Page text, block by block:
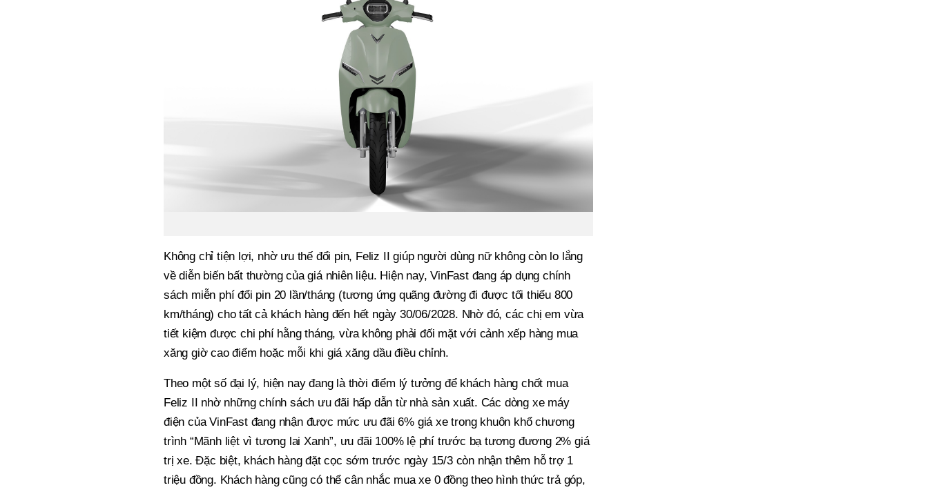
Không chỉ tiện lợi, nhờ ưu thế đổi pin, Feliz II giúp người dùng nữ không còn lo lắng
về diễn biến bất thường của giá nhiên liệu. Hiện nay, VinFast đang áp dụng chính
sách miễn phí đổi pin 20 lần/tháng (tương ứng quãng đường đi được tối thiểu 800
km/tháng) cho tất cả khách hàng đến hết ngày 30/06/2028. Nhờ đó, các chị em vừa
tiết kiệm được chi phí hằng tháng, vừa không phải đối mặt với cảnh xếp hàng mua
xăng giờ cao điểm hoặc mỗi khi giá xăng dầu điều chỉnh.
Theo một số đại lý, hiện nay đang là thời điểm lý tưởng để khách hàng chốt mua
Feliz II nhờ những chính sách ưu đãi hấp dẫn từ nhà sản xuất. Các dòng xe máy
điện của VinFast đang nhận được mức ưu đãi 6% giá xe trong khuôn khổ chương
trình “Mãnh liệt vì tương lai Xanh”, ưu đãi 100% lệ phí trước bạ tương đương 2% giá
trị xe. Đặc biệt, khách hàng đặt cọc sớm trước ngày 15/3 còn nhận thêm hỗ trợ 1
triệu đồng. Khách hàng cũng có thể cân nhắc mua xe 0 đồng theo hình thức trả góp,